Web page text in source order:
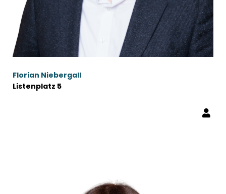
Florian Niebergall
Listenplatz 5